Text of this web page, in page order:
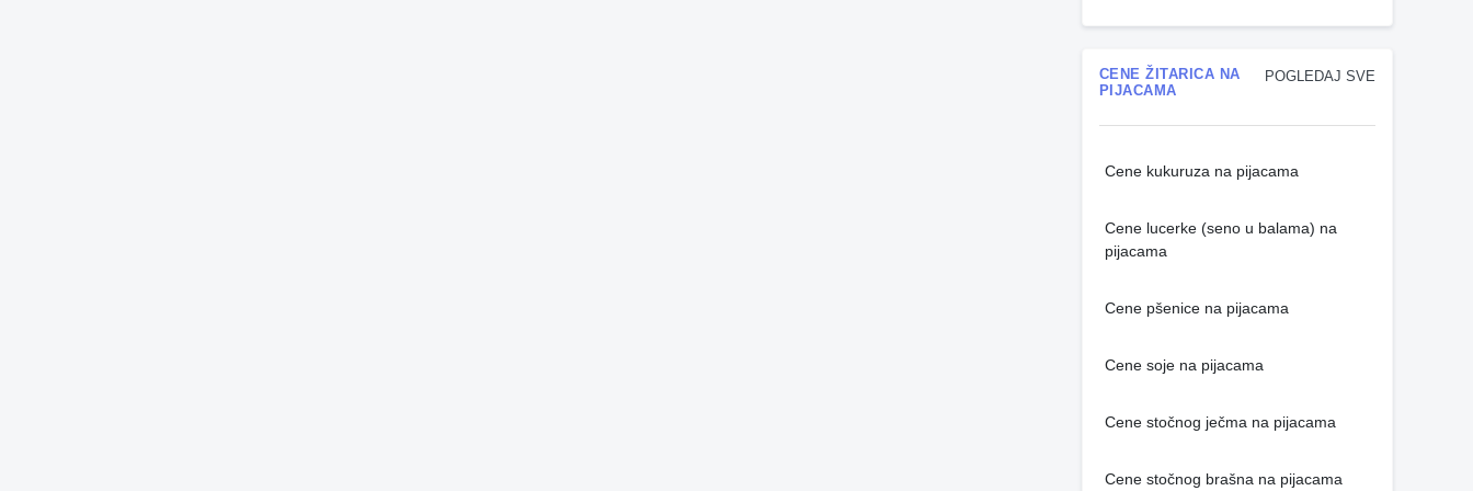
POGLEDAJ SVE
CENE ŽITARICA NA
PIJACAMA
Cene kukuruza na pijacama
Cene lucerke (seno u balama) na
pijacama
Cene pšenice na pijacama
Cene soje na pijacama
Cene stočnog ječma na pijacama
Cene stočnog brašna na pijacama